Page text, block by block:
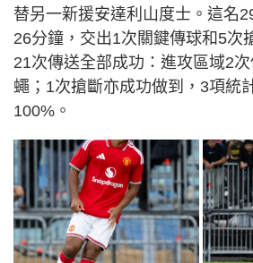
替另一新援安達利山度士。這名
26分鐘，交出1次關鍵傳球和5次
21次傳送全部成功：進攻區域2
蠅；1次搶斷亦成功做到，3項統
100%。